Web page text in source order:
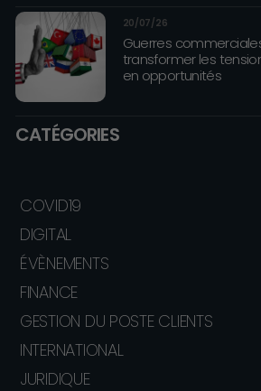
20/07/26
Guerres
transformer les
en opportunités
CATÉGORIES
COVID19
DIGITAL
ÉVÈNEMENTS
FINANCE
GESTION DU POSTE CLIENTS
INTERNATIONAL
JURIDIQUE